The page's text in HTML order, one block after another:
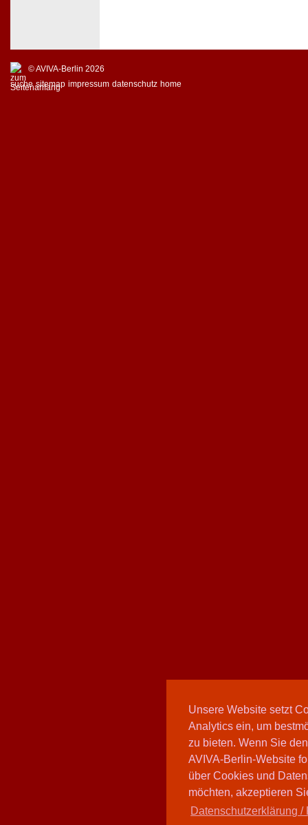
Unsere Website setzt
Analytics ein, um
zu bieten. Wenn Sie
AVIVA-Berlin-Website
über Cookies und
möchten, akzeptieren
Datenschutzerklärung /
© AVIVA-Berlin 2026
suche sitemap impressum datenschutz home